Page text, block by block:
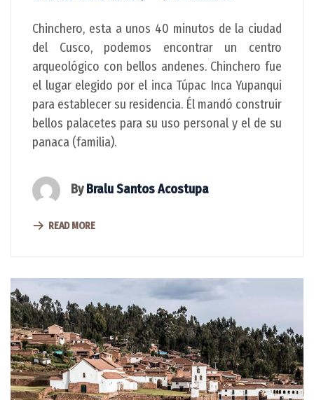
Chinchero, esta a unos 40 minutos de la ciudad
del Cusco, podemos encontrar un centro
arqueológico con bellos andenes. Chinchero fue
el lugar elegido por el inca Túpac Inca Yupanqui
para establecer su residencia. Él mandó construir
bellos palacetes para su uso personal y el de su
panaca (familia).
ByBralu Santos Acostupa
READ MORE